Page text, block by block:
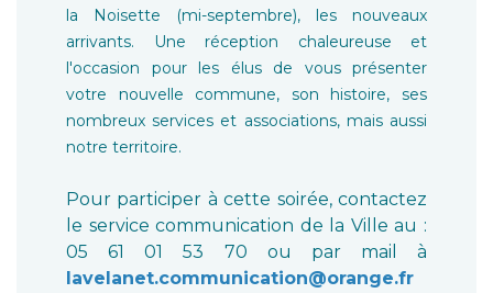
la Noisette (mi-septembre), les nouveaux
arrivants. Une réception chaleureuse et
l'occasion pour les élus de vous présenter
votre nouvelle commune, son histoire, ses
nombreux services et associations, mais aussi
notre territoire.
Pour participer à cette soirée, contactez
le service communication de la Ville au :
05 61 01 53 70 ou par mail à
lavelanet.communication@orange.fr